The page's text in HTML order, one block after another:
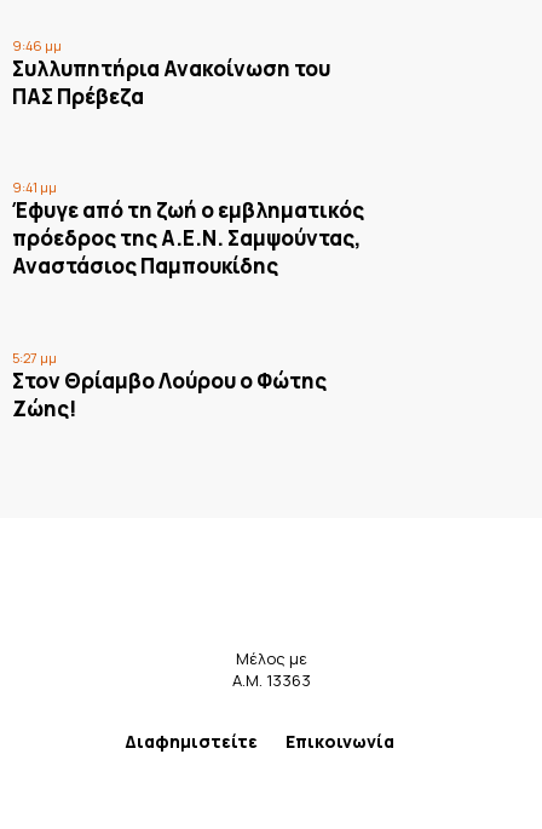
9:46 μμ
Συλλυπητήρια Ανακοίνωση του
ΠΑΣ Πρέβεζα
9:41 μμ
Έφυγε από τη ζωή ο εμβληματικός
πρόεδρος της Α.Ε.Ν. Σαμψούντας,
Αναστάσιος Παμπουκίδης
5:27 μμ
Στον Θρίαμβο Λούρου ο Φώτης
Ζώης!
Μέλος με
Α.Μ. 13363
Διαφημιστείτε Επικοινωνία